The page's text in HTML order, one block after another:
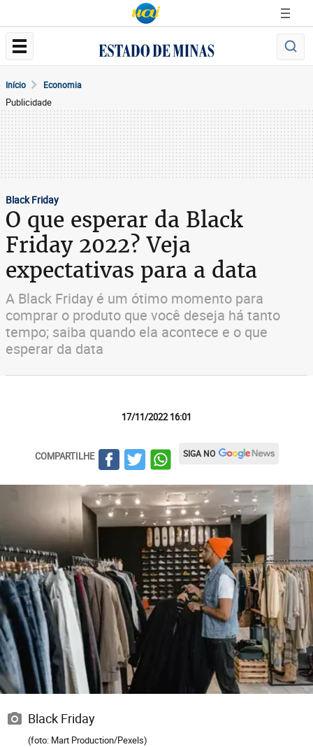
Início Economia
Publicidade
Black Friday
O que esperar da Black
Friday 2022? Veja
expectativas para a data
A Black Friday é um ótimo momento para
comprar o produto que você deseja há tanto
tempo; saiba quando ela acontece e o que
esperar da data
17/11/2022 16:01
COMPARTILHE SIGA NO
Black Friday
(foto: Mart Production/Pexels)